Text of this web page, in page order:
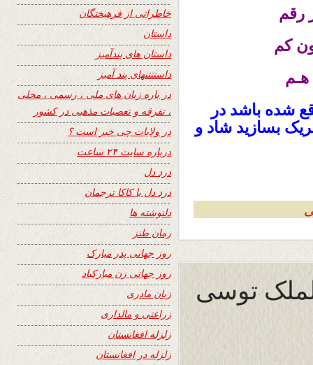
رقم
کم
هـم
شده باشد در
بسازید شاد و
توسی
خاطراتی از فرهیختگان
داستان
داستان های پندآمیز
داستنتنهای پند آمیز
در باره زبان های ملی ، رسمی ، محلی
، تفرقه و تعصبات مذهبی در کشور
در ولایات چی خبر است ؟
درباره سایت ۲۴ ساعت
درد دل
درد دل با کاکا ترجمان
دلنوشته ها
رمان طنز
روز جهانی پدر مبارک
روز جهانی زن مبارکباد
زبان مادری
زراعتی و مالداری
زلزله افغانستان
زلزله در افغانستان